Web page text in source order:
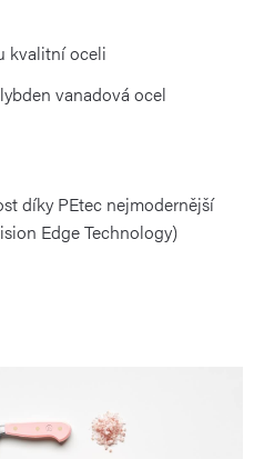
kvalitní oceli
vanadová ocel
díky PEtec nejmodernější
Edge Technology)